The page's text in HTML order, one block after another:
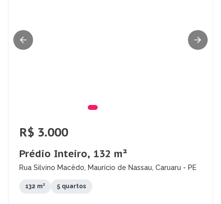
R$ 3.000
Prédio Inteiro, 132 m²
Rua Silvino Macêdo, Maurício de Nassau, Caruaru - PE
132 m² 5 quartos